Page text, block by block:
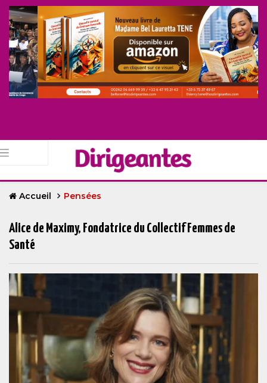
Accueil Pensées
Alice de Maximy, Fondatrice du Collectif Femmes de
Santé